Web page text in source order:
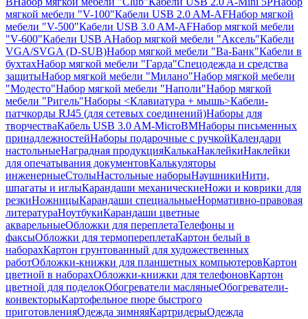
мягкой мебели "V-100"Кабели USB 2.0 AM-AFНабор мягкой
мебели "V-500"Кабели USB 3.0 AM-AFНабор мягкой мебели
"V-600"Кабели USB AНабор мягкой мебели "Аксель"Кабели
VGA/SVGA (D-SUB)Набор мягкой мебели "Ва-Банк"Кабели в
бухтахНабор мягкой мебели "Гарда"Спецодежда и средства
защитыНабор мягкой мебели "Милано"Набор мягкой мебели
"Модесто"Набор мягкой мебели "Наполи"Набор мягкой
мебели "Ригель"Наборы <Клавиатура + мышь>Кабели-
патчкорды RJ45 (для сетевых соединений)Наборы для
творчестваКабель USB 3.0 AM-MicroBMНаборы письменных
принадлежностейНаборы подарочные с ручкойКалендари
настольныеНаградная продукцияКалькаНаклейкиНаклейки
для опечатывания документовКалькуляторы
инженерныеСтолыНастольные наборыНаушникиНити,
шпагаты и иглыКарандаши механическиеНожи и коврики для
резкиНожницыКарандаши специальныеНормативно-правовая
литератураНоутбукиКарандаши цветные
акварельныеОбложки для переплетаТелефоны и
факсыОбложки для термопереплетаКартон белый в
наборахКартон грунтованный для художественных
работОбложки-книжки для планшетных компьютеровКартон
цветной в наборахОбложки-книжки для телефоновКартон
цветной для поделокОбогреватели масляныеОбогреватели-
конвекторыКартофельное пюре быстрого
приготовленияОдежда зимняяКартридерыОдежда